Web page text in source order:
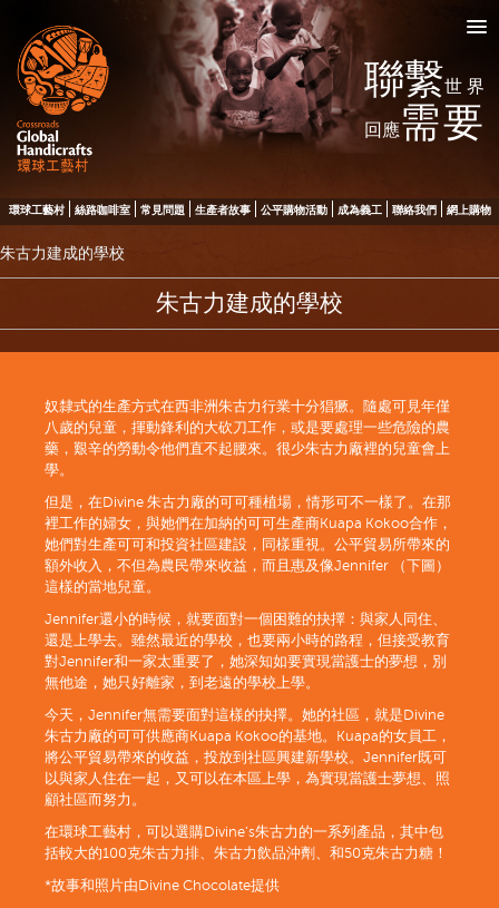
聯繫世界
回應需要
環球工藝村 絲路咖啡室 常見問題 生產者故事 公平購物活動 成為義工 聯絡我們 網上購物
朱古力建成的學校
朱古力建成的學校
奴隸式的生產方式在西非洲朱古力行業十分猖獗。隨處可見年僅
八歲的兒童，揮動鋒利的大砍刀工作，或是要處理一些危險的農
藥，艱辛的勞動令他們直不起腰來。很少朱古力廠裡的兒童會上
學。
但是，在Divine 朱古力廠的可可種植場，情形可不一樣了。在那
裡工作的婦女，與她們在加納的可可生產商Kuapa Kokoo合作，
她們對生產可可和投資社區建設，同樣重視。公平貿易所帶來的
額外收入，不但為農民帶來收益，而且惠及像Jennifer （下圖）
這樣的當地兒童。
Jennifer還小的時候，就要面對一個困難的抉擇：與家人同住、
還是上學去。雖然最近的學校，也要兩小時的路程，但接受教育
對Jennifer和一家太重要了，她深知如要實現當護士的夢想，別
無他途，她只好離家，到老遠的學校上學。
今天，Jennifer無需要面對這樣的抉擇。她的社區，就是Divine
朱古力廠的可可供應商Kuapa Kokoo的基地。Kuapa的女員工，
將公平貿易帶來的收益，投放到社區興建新學校。Jennifer既可
以與家人住在一起，又可以在本區上學，為實現當護士夢想、照
顧社區而努力。
在環球工藝村，可以選購Divine’s朱古力的一系列產品，其中包
括較大的100克朱古力排、朱古力飲品沖劑、和50克朱古力糖！
*故事和照片由Divine Chocolate提供